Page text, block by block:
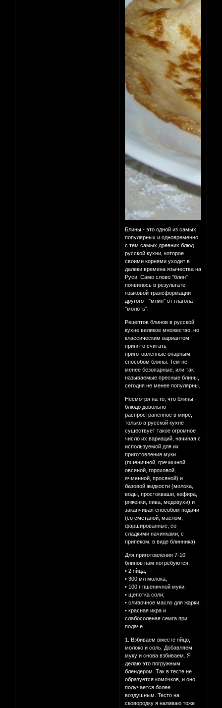
Блины - это одной из самых
популярных и одновременно
с тем самых древних блюд
русской кухни, которое
своими корнями уходит в
далеки времена язычества на
Руси. Само слово "блин"
появилось в результате
языковой трансформации
другого - "млин" от глагола
"молоть".
Рецептов блинов в русской
кухне великое множество, но
классическим вариантом
принято считать
приготовленные опарным
способом блины. Тем не
менее безопарные, или так
называемые пресные блины,
сегодня не менее популярны.
Несмотря на то, что блины -
блюдо довольно
распространенное в мире,
только в русской кухне
существует такое огромное
число их вариаций, начиная с
используемой для их
приготовления муки
(пшеничной, гречишной,
овсяной, гороховой,
ячменной, просяной) и
базовой жидкости (молока,
воды, простокваши, кефира,
ряженки, пива, медовухи) и
заканчивая способом подачи
(со сметаной, маслом,
фаршированные, со
сладкими начинками, с
припеком, в виде блинника).
Для приготовления 7-10
блинов нам потребуются:
• 2 яйца;
• 300 мл молока;
• 100 г пшеничной муки;
• щепотка соли;
• сливочное масло для жарки;
• красная икра и
слабосоленая семга при
подаче.
1. Взбиваем вместе яйцо,
молоко и соль. Добавляем
муку и снова взбиваем. Я
делаю это погружным
блендером. Так в тесте не
образуется комочков, и оно
получается более
воздушным. Тесто на
сковородку я наливаю тоже